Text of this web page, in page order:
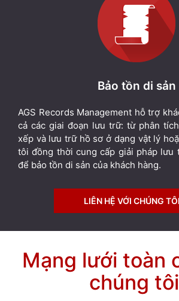
Bảo tồn di sản
AGS Records Management hỗ trợ
cả các giai đoạn lưu trữ: từ phân
xếp và lưu trữ hồ sơ ở dạng vật lý
tôi đồng thời cung cấp giải pháp lưu
để bảo tồn di sản của khách hàng.
LIÊN HỆ VỚI CHÚNG TÔI
Mạng lưới toàn
chúng tôi